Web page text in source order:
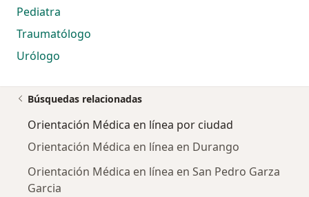
Pediatra
Traumatólogo
Urólogo
Búsquedas relacionadas
Orientación Médica en línea por ciudad
Orientación Médica en línea en Durango
Orientación Médica en línea en San Pedro Garza
Garcia